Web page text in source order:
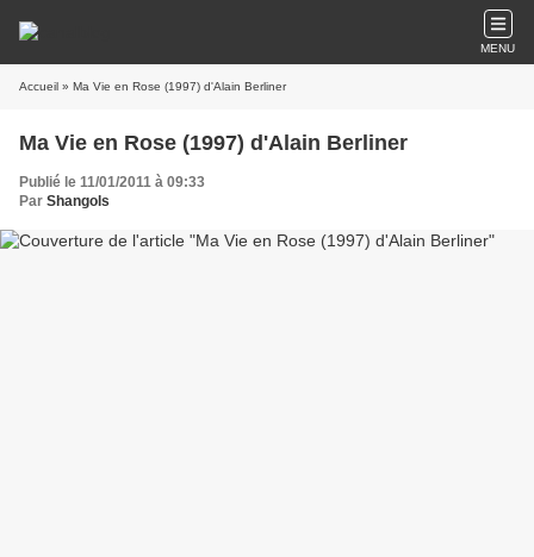
MENU
Accueil » Ma Vie en Rose (1997) d'Alain Berliner
Ma Vie en Rose (1997) d'Alain Berliner
Publié le 11/01/2011 à 09:33
Par Shangols